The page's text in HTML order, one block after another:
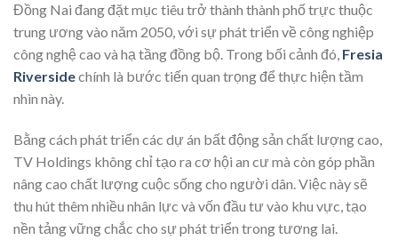
Đồng Nai đang đặt mục tiêu trở thành thành phố trực thuộc
trung ương vào năm 2050, với sự phát triển về công nghiệp
công nghệ cao và hạ tầng đồng bộ. Trong bối cảnh đó, Fresia
Riversidechính là bước tiến quan trọng để thực hiện tầm
nhìn này.
Bằng cách phát triển các dự án bất động sản chất lượng cao,
TV Holdings không chỉ tạo ra cơ hội an cư mà còn góp phần
nâng cao chất lượng cuộc sống cho người dân. Việc này sẽ
thu hút thêm nhiều nhân lực và vốn đầu tư vào khu vực, tạo
nền tảng vững chắc cho sự phát triển trong tương lai.